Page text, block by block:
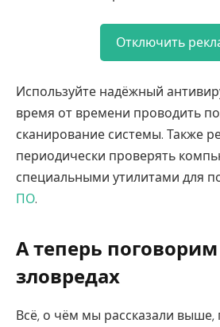
Отключить
Используйте надёжный
время от времени проводить
сканирование системы. Также
периодически проверять
специальными утилитами для
ПО.
А теперь
зловредах
Всё, о чём мы рассказали